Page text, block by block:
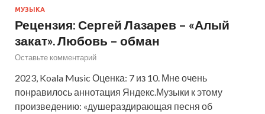
МУЗЫКА
Рецензия: Сергей Лазарев – «Алый
закат». Любовь – обман
Оставьте комментарий
2023, Koala Music Оценка: 7 из 10. Мне очень
понравилось аннотация Яндекс.Музыки к этому
произведению: «душераздирающая песня об